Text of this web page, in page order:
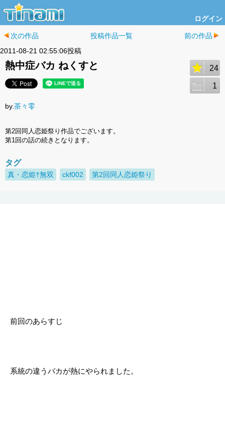
ログイン
次の作品 投稿作品一覧
前の作品
2011-08-21 02:55:06投稿
熱中症バカ ねくすと 24
1
by.茶々零
第2回同人恋姫祭り作品でございます。
第1回の話の続きとなります。
タグ
真・恋姫†無双 ckf002 第2回同人恋姫祭り
前回のあらすじ
系統の違うバカが熱にやられました。